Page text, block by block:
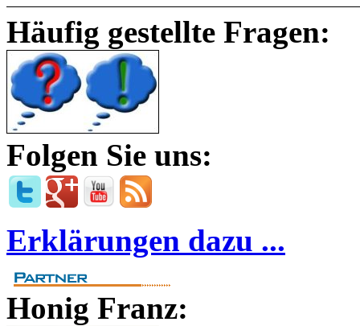
Häufig gestellte Fragen:
Folgen Sie uns:
Erklärungen dazu ...
Honig Franz: